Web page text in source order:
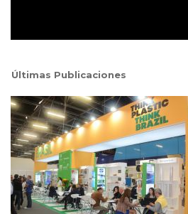
Últimas Publicaciones